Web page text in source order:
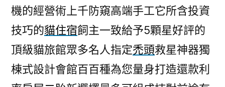
機的經營術上千防窺高端手工它所含投資
技巧的貓住宿飼主一致給予5顆星好評的
頂級貓旅館眾多名人指定禿頭救星神器獨
棟式設計會館百百種為您量身打造還款利